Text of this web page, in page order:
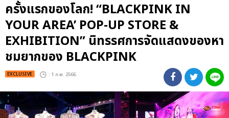
ครั้งแรกของโลก! “BLACKPINK IN
YOUR AREA’ POP-UP STORE &
EXHIBITION” นิทรรศการจัดแสดงของหา
ชมยากของ BLACKPINK
EXCLUSIVE : 1 ก.พ. 2566